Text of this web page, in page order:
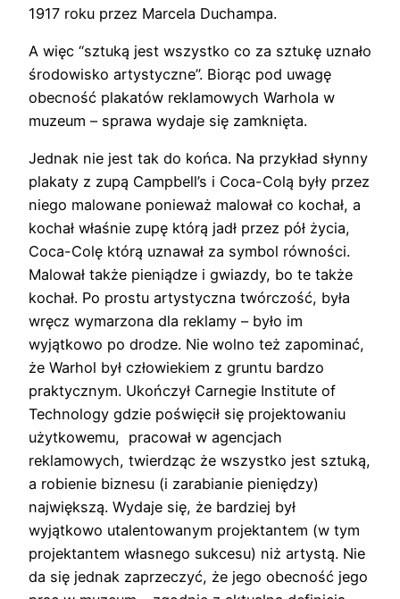
1917 roku przez Marcela Duchampa.
A więc “sztuką jest wszystko co za sztukę uznało
środowisko artystyczne”. Biorąc pod uwagę
obecność plakatów reklamowych Warhola w
muzeum – sprawa wydaje się zamknięta.
Jednak nie jest tak do końca. Na przykład słynny
plakaty z zupą Campbell’s i Coca-Colą były przez
niego malowane ponieważ malował co kochał, a
kochał właśnie zupę którą jadł przez pół życia,
Coca-Colę którą uznawał za symbol równości.
Malował także pieniądze i gwiazdy, bo te także
kochał. Po prostu artystyczna twórczość, była
wręcz wymarzona dla reklamy – było im
wyjątkowo po drodze. Nie wolno też zapominać,
że Warhol był człowiekiem z gruntu bardzo
praktycznym. Ukończył Carnegie Institute of
Technology gdzie poświęcił się projektowaniu
użytkowemu, pracował w agencjach
reklamowych, twierdząc że wszystko jest sztuką,
a robienie biznesu (i zarabianie pieniędzy)
największą. Wydaje się, że bardziej był
wyjątkowo utalentowanym projektantem (w tym
projektantem własnego sukcesu) niż artystą. Nie
da się jednak zaprzeczyć, że jego obecność jego